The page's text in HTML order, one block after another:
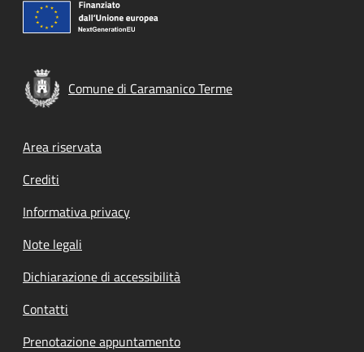
Comune di Caramanico Terme
Footer menu
Area riservata
Crediti
Informativa privacy
Note legali
Dichiarazione di accessibilità
Contatti
Prenotazione appuntamento